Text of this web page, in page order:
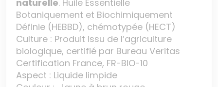
naturelle. Huile Essentielle
Botaniquement et Biochimiquement
Définie (HEBBD), chémotypée (HECT)
Culture : Produit issu de l’agriculture
biologique, certifié par Bureau Veritas
Certification France, FR-BIO-10
Aspect : Liquide limpide